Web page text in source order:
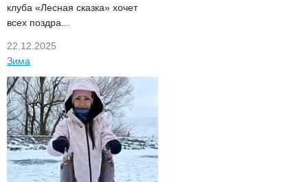
клуба «Лесная сказка» хочет
всех поздра...
22.12.2025
Зима